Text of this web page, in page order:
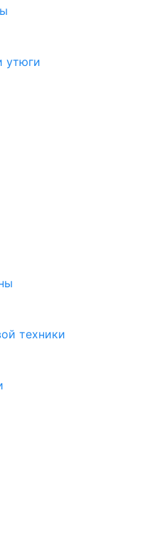
утюги
техники